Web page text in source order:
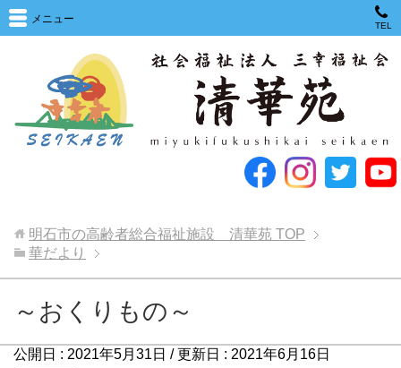
メニュー
TEL
明石市の高齢者総合福祉施設 清華苑 TOP
華だより
～おくりもの～
公開日 : 2021年5月31日 / 更新日 : 2021年6月16日